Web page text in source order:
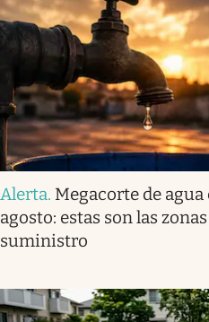
Alerta. Megacorte de agua
agosto: estas son las
suministro